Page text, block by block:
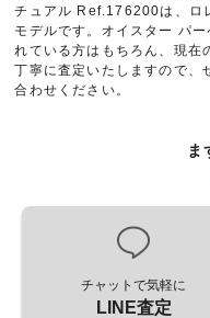
チュアル Ref.176200は、ロ
モデルです。オイスター パ
れている方はもちろん、現在
丁寧に査定いたしますので、
合わせください。
ま
チャットで気軽に
LINE査定